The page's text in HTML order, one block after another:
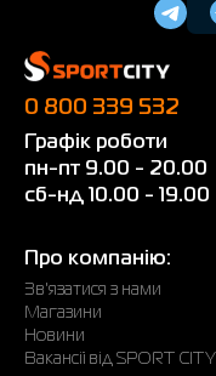
0 800 339 532
Графік роботи
пн-пт 9.00 - 20.00
сб-нд 10.00 - 19.00
Про компанію:
Зв'язатися з нами
Магазини
Новини
Вакансії від SPORT CITY